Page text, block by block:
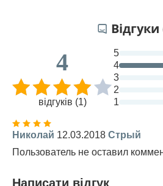
Відгуки
4
відгуків (1)
5
4
3
2
1
Николай 12.03.2018 Стрый
Пользователь не оставил
Написати відгук